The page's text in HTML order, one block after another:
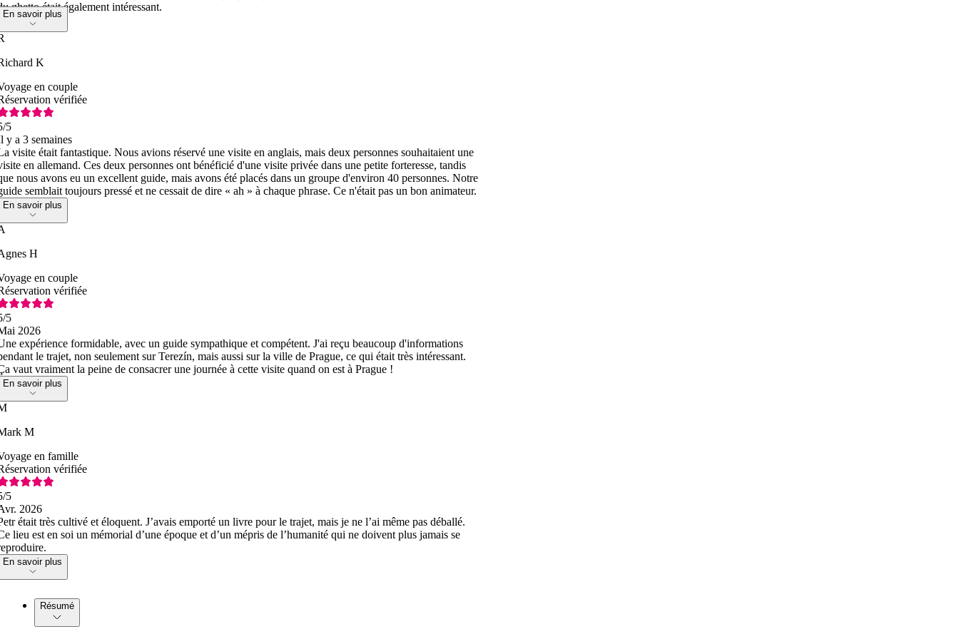
ghetto était également intéressant.
En savoir plus
K
en couple
vérifiée
/5
y a 3 semaines
visite était fantastique. Nous avions réservé une visite en anglais, mais deux personnes souhaitaient une
en allemand. Ces deux personnes ont bénéficié d'une visite privée dans une petite forteresse, tandis
nous avons eu un excellent guide, mais avons été placés dans un groupe d'environ 40 personnes. Notre
semblait toujours pressé et ne cessait de dire « ah » à chaque phrase. Ce n'était pas un bon animateur.
En savoir plus
H
en couple
vérifiée
/5
2026
expérience formidable, avec un guide sympathique et compétent. J'ai reçu beaucoup d'informations
le trajet, non seulement sur Terezín, mais aussi sur la ville de Prague, ce qui était très intéressant.
vaut vraiment la peine de consacrer une journée à cette visite quand on est à Prague !
En savoir plus
M
en famille
vérifiée
/5
2026
était très cultivé et éloquent. J’avais emporté un livre pour le trajet, mais je ne l’ai même pas déballé.
lieu est en soi un mémorial d’une époque et d’un mépris de l’humanité qui ne doivent plus jamais se
En savoir plus
Résumé